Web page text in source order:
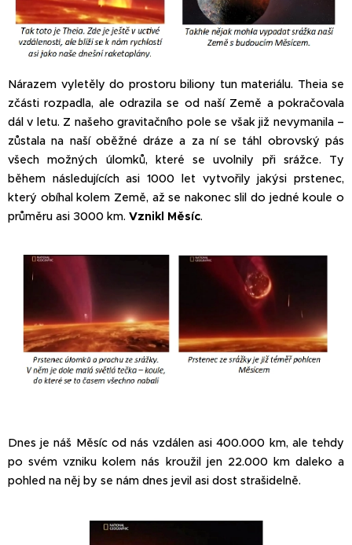
Nárazem vyletěly do prostoru biliony tun materiálu. Theia se
zčásti rozpadla, ale odrazila se od naší Země a pokračovala
dál v letu. Z našeho gravitačního pole se však již nevymanila –
zůstala na naší oběžné dráze a za ní se táhl obrovský pás
všech možných úlomků, které se uvolnily při srážce. Ty
během následujících asi 1000 let vytvořily jakýsi prstenec,
který obíhal kolem Země, až se nakonec slil do jedné koule o
průměru asi 3000 km. Vznikl Měsíc.
Dnes je náš Měsíc od nás vzdálen asi 400.000 km, ale tehdy
po svém vzniku kolem nás kroužil jen 22.000 km daleko a
pohled na něj by se nám dnes jevil asi dost strašidelně.